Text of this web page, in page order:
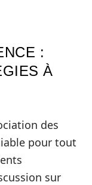
:
À
des
pour tout
sur